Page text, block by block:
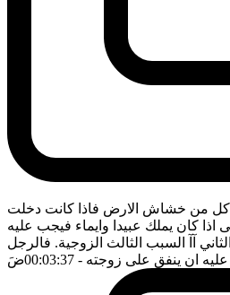
تأكل من خشاش الارض فاذا كانت دخلت
اذا كان يملك عبيدا وايماء فيجب عليه
آآ السبب الثالث الزوجية. فالرجل
ان ينفق على زوجته - 00:03:37 ضَ